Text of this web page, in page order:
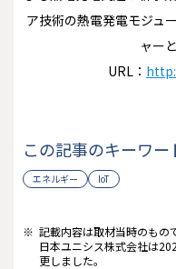
ア技術の熱電発電モジュ
ャー
URL：
この記事のキーワー
エネルギー IoT
※ 記載内容は取材当時のもの
日本ユニシス株式会社は
更しました。